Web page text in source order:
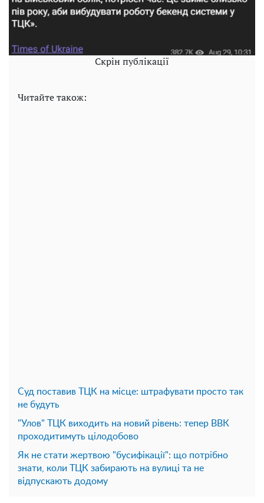
Скрін публікації
Читайте також:
Суд поставив ТЦК на місце: штрафувати просто так
не будуть
"Улов" ТЦК виходить на новий рівень: тепер ВВК
проходитимуть цілодобово
Як не стати жертвою "бусифікації": що потрібно
знати, коли ТЦК забирають на вулиці та не
відпускають додому